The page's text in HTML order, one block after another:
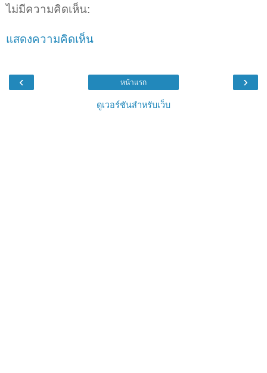
ไม่มีความคิดเห็น:
แสดงความคิดเห็น
‹ ›
หน้าแรก
ดูเวอร์ชันสำหรับเว็บ